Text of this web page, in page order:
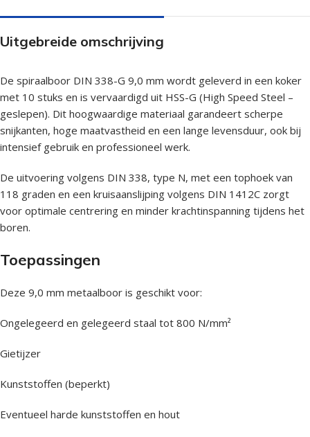
Uitgebreide omschrijving
De spiraalboor DIN 338-G 9,0 mm wordt geleverd in een koker
met 10 stuks en is vervaardigd uit HSS-G (High Speed Steel –
geslepen). Dit hoogwaardige materiaal garandeert scherpe
snijkanten, hoge maatvastheid en een lange levensduur, ook bij
intensief gebruik en professioneel werk.
De uitvoering volgens DIN 338, type N, met een tophoek van
118 graden en een kruisaanslijping volgens DIN 1412C zorgt
voor optimale centrering en minder krachtinspanning tijdens het
boren.
Toepassingen
Deze 9,0 mm metaalboor is geschikt voor:
Ongelegeerd en gelegeerd staal tot 800 N/mm²
Gietijzer
Kunststoffen (beperkt)
Eventueel harde kunststoffen en hout